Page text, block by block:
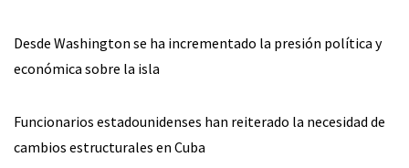
Desde Washington se ha incrementado la presión política y
económica sobre la isla
Funcionarios estadounidenses han reiterado la necesidad de
cambios estructurales en Cuba